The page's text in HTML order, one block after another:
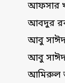
আফসার
আবদুর
আবু সাঈদ
আবু
আমিরুল